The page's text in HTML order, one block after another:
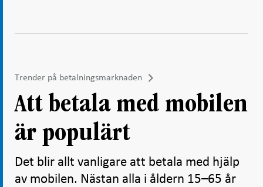
Trender på betalningsmarknaden
Att betala med mobilen
är populärt
Det blir allt vanligare att betala med hjälp
av mobilen. Nästan alla i åldern 15–65 år